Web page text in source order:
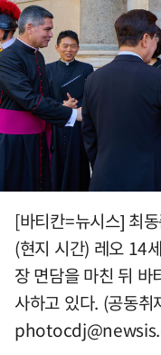
[바티칸=뉴시스] 최
(현지 시간) 레오 14
장 면담을 마친 뒤 바
사하고 있다. (공동